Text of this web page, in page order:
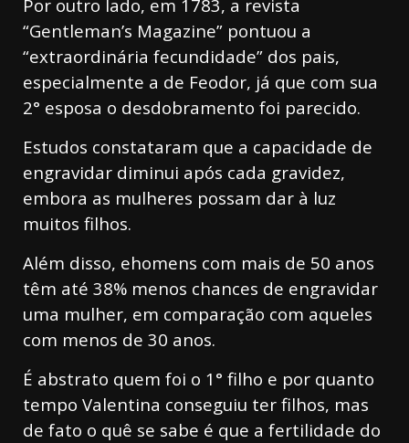
Por outro lado, em 1783, a revista
“Gentleman’s Magazine” pontuou a
“extraordinária fecundidade” dos pais,
especialmente a de Feodor, já que com sua
2° esposa o desdobramento foi parecido.
Estudos constataram que a capacidade de
engravidar diminui após cada gravidez,
embora as mulheres possam dar à luz
muitos filhos.
Além disso, ehomens com mais de 50 anos
têm até 38% menos chances de engravidar
uma mulher, em comparação com aqueles
com menos de 30 anos.
É abstrato quem foi o 1° filho e por quanto
tempo Valentina conseguiu ter filhos, mas
de fato o quê se sabe é que a fertilidade do